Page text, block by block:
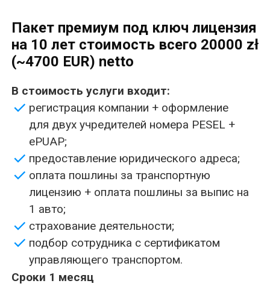
лицензию + оплата пошлины за выпис на
1 авто;
страхование деятельности;
подбор сотрудника с сертификатом
управляющего транспортом.
Сроки 1 месяц
Транспортная лицензия на
перевозку пассажиров